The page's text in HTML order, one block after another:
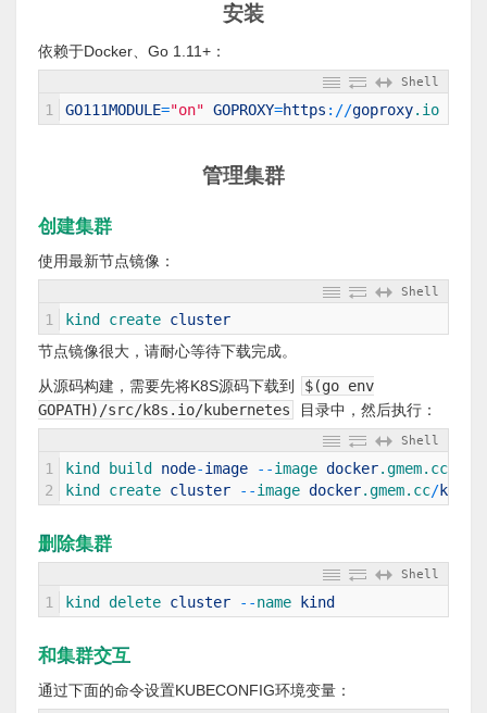
安装
依赖于Docker、Go 1.11+：
Shell
1 GO111MODULE="on" GOPROXY=https : //goproxy.io
管理集群
创建集群
使用最新节点镜像：
Shell
1 kind create cluster
节点镜像很大，请耐心等待下载完成。
从源码构建，需要先将K8S源码下载到
$(go env
GOPATH)/src/k8s.io/kubernetes
目录中，然后执行：
Shell
1
2
kind build node-image --image docker.gmem.cc
kind create cluster --image docker.gmem.cc/
删除集群
Shell
1 kind delete cluster --name kind
和集群交互
通过下面的命令设置KUBECONFIG环境变量：